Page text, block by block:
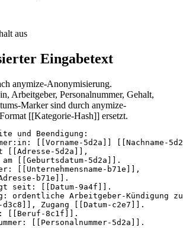
aus
Eingabetext
anymize-Anonymisierung.
Arbeitgeber, Personalnummer, Gehalt,
Marker sind durch anymize-
[[Kategorie-Hash]] ersetzt.
und Beendigung:
[[Vorname-5d2a]] [[Nachname-
[[Adresse-5d2a]],
[[Geburtsdatum-5d2a]].
[[Unternehmensname-b71e]],
b71e]].
seit: [[Datum-9a4f]].
ordentliche Arbeitgeber-Kündigung
Zugang [[Datum-c2e7]].
[[Beruf-8c1f]].
[[Personalnummer-5d2a]].